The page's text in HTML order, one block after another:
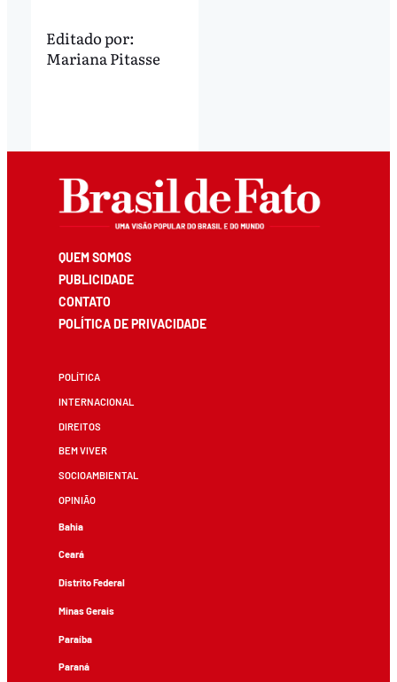
Editado por:
Mariana Pitasse
QUEM SOMOS
PUBLICIDADE
CONTATO
POLÍTICA DE PRIVACIDADE
POLÍTICA
INTERNACIONAL
DIREITOS
BEM VIVER
SOCIOAMBIENTAL
OPINIÃO
Bahia
Ceará
Distrito Federal
Minas Gerais
Paraíba
Paraná